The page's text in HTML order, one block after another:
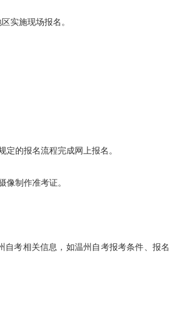
实施现场报名。
的报名流程完成网上报名。
制作准考证。
考相关信息，如温州自考报考条件、报名